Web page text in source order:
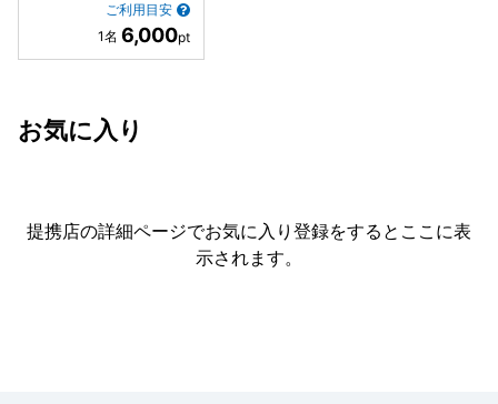
ご利用目安
6,000
お気に入り
提携店の詳細ページでお気に入り登録をすると ここに表
示されます。